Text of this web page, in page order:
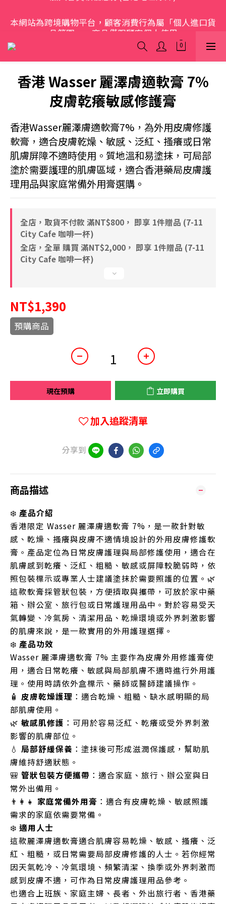
品範圍」，商品僅限顧客個人使用
歡迎光臨 S.A.W
香港 Wasser 麗澤膚適軟膏 7%
皮膚乾癢敏感修護膏
香港Wasser麗澤膚適軟膏7%，為外用皮膚修護
軟膏，適合皮膚乾燥、敏感、泛紅、搔癢或日常
肌膚屏障不適時使用。質地溫和易塗抹，可局部
塗於需要護理的肌膚區域，適合香港藥局皮膚護
理用品與家庭常備外用膏選購。
全店，取貨不付款 滿NT$800， 即享 1件贈品 (7-11
City Cafe 咖啡一杯)
全店，全單 購買 滿NT$2,000， 即享 1件贈品 (7-11
City Cafe 咖啡一杯)
NT$1,390
預購商品
現在預購 立即購買
加入追蹤清單
分享到
商品描述
❄️ 產品介紹
香港限定 Wasser 麗澤膚適軟膏 7%，是一款針對敏
感、乾燥、搔癢與皮膚不適情境設計的外用皮膚修護軟
膏。產品定位為日常皮膚護理與局部修護使用，適合在
肌膚感到乾癢、泛紅、粗糙、敏感或屏障較脆弱時，依
照包裝標示或專業人士建議塗抹於需要照護的位置。🌿
這款軟膏採管狀包裝，方便擠取與攜帶，可放於家中藥
箱、辦公室、旅行包或日常護理用品中。對於容易受天
氣轉變、冷氣房、清潔用品、乾燥環境或外界刺激影響
的肌膚來說，是一款實用的外用護理選擇。
❄️ 產品功效
Wasser 麗澤膚適軟膏 7% 主要作為皮膚外用修護膏使
用，適合日常乾癢、敏感與局部肌膚不適時進行外用護
理。使用時請依外盒標示、藥師或醫師建議操作。
🧴 皮膚乾燥護理 ：適合乾燥、粗糙、缺水感明顯的局
部肌膚使用。
🌿 敏感肌修護 ：可用於容易泛紅、乾癢或受外界刺激
影響的肌膚部位。
💧 局部舒緩保養 ：塗抹後可形成滋潤保護感，幫助肌
膚維持舒適狀態。
🎒 管狀包裝方便攜帶 ：適合家庭、旅行、辦公室與日
常外出備用。
👨‍👩‍👧 家庭常備外用膏 ：適合有皮膚乾燥、敏感照護
需求的家庭依需要常備。
❄️ 適用人士
這款麗澤膚適軟膏適合肌膚容易乾燥、敏感、搔癢、泛
紅、粗糙，或日常需要局部皮膚修護的人士。若你經常
因天氣乾冷、冷氣環境、頻繁清潔、換季或外界刺激而
感到皮膚不適，可作為日常皮膚護理用品參考。
也適合上班族、家庭主婦、長者、外出旅行者、香港藥